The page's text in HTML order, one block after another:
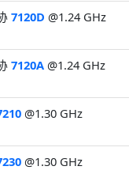
7120D @1.24 GHz
7120A @1.24 GHz
@1.30 GHz
@1.30 GHz